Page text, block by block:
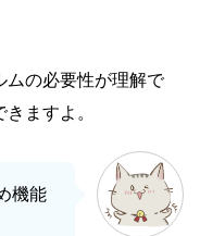
ムの必要性が理解で
ますよ。
機能